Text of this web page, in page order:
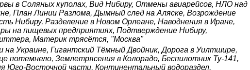
в Соляных куполах, Вид Нибиру, Отмены авиарейсов, НЛО над
План Линии Разлома, Дымный след на Аляске, Возрождение
Нибиру, Разделение в Новом Орлеане, Наводнения в Иране,
на пищевых предприятиях, Подтверждение Нибиру,
Материк трясётся, "Москва"
Украине, Гигантский Тёмный Двойник, Дорога в Уилтшире,
потемнело, Землетрясения в Колорадо, Беспилотник Ту-141,
Восточной части, Континентальный водораздел,